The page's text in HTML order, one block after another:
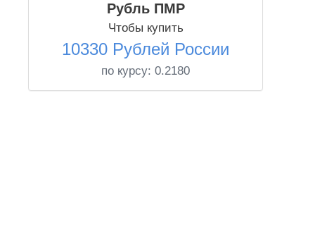
Рубль ПМР
Чтобы купить
10330 Рублей России
по курсу: 0.2180